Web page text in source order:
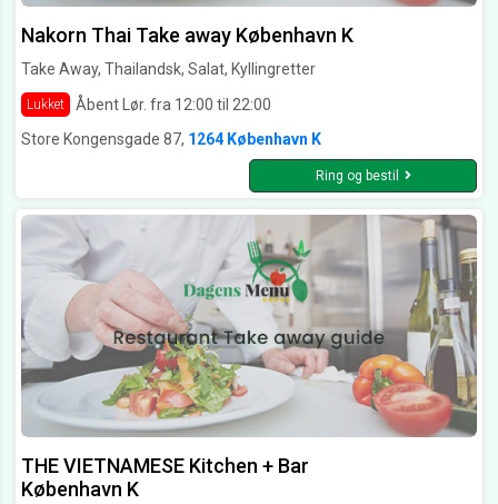
Nakorn Thai Take away København K
Take Away, Thailandsk, Salat, Kyllingretter
Lukket
Åbent Lør. fra 12:00 til 22:00
Store Kongensgade 87, 1264 København K
Ring og bestil
THE VIETNAMESE Kitchen + Bar
København K